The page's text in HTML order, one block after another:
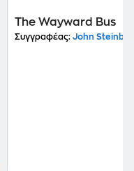
The Wayward Bus
Συγγραφέας: John